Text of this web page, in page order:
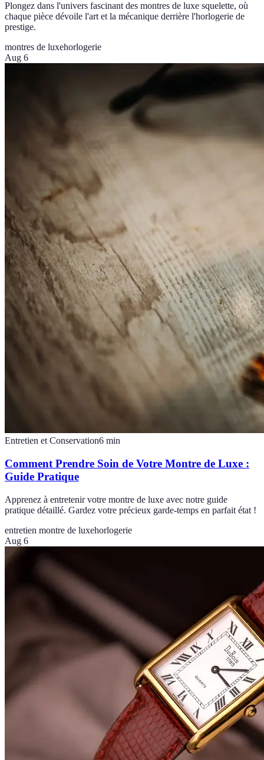
Plongez dans l'univers fascinant des montres de luxe squelette, où
chaque pièce dévoile l'art et la mécanique derrière l'horlogerie de
prestige.
montres de luxehorlogerie
Aug 6
Entretien et Conservation6 min
Comment Prendre Soin de Votre Montre de Luxe :
Guide Pratique
Apprenez à entretenir votre montre de luxe avec notre guide
pratique détaillé. Gardez votre précieux garde-temps en parfait état !
entretien montre de luxehorlogerie
Aug 6